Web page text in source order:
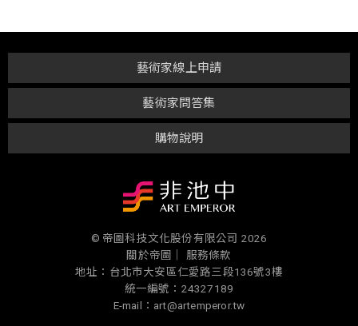
購物說明
藝術家問答集
藝術家線上申請
© 帝圖科技文化股份有限公司 2026
關於帝圖｜
服務條款
地址：台北市大安區仁愛路三段136號3樓
統一編號：24327189
E-mail：art@artemperor.tw